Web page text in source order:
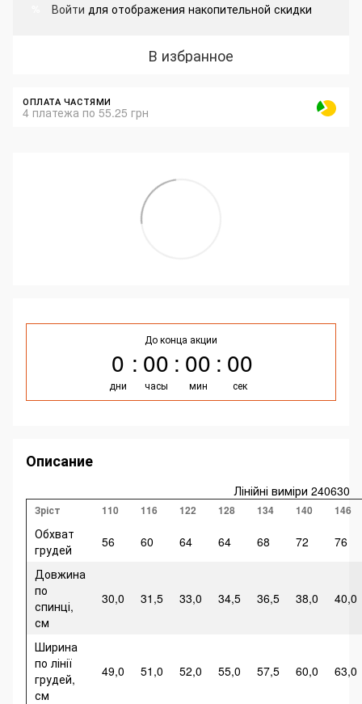
Войти для отображения накопительной скидки
В избранное
ОПЛАТА ЧАСТЯМИ
4 платежа по 55.25 грн
До конца акции
0
дни
00
часы
00
мин
00
сек
Описание
Лінійні виміри 240630
Зріст 110 116 122 128 134 140 146
Обхват
грудей
56 60 64 64 68 72
76
Довжина
по
спинці,
см
30,0 31,5 33,0 34,5 36,5 38,0 40,0
Ширина
по лінії
грудей,
см
49,0 51,0 52,0 55,0 57,5 60,0 63,0